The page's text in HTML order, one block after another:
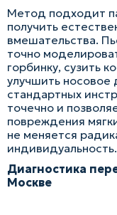
Метод подходит
получить
вмешательства.
точно
горбинку, сузить
улучшить носовое
стандартных
точечно и
повреждения
не меняется
индивидуальность.
Диагностика
Москве